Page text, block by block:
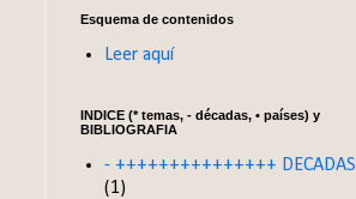
Esquema de contenidos
Leer aquí
INDICE (* temas, - décadas, • países) y
BIBLIOGRAFIA
- +++++++++++++++ DECADAS
(1)